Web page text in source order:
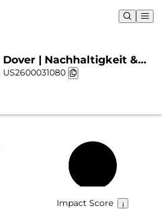
Dover | Nachhaltigkeit &
Chart
US2600031080
Impact Score